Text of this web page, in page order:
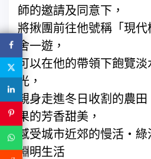
師的邀請及同意下，
將揪團前往他號稱「現
舍一遊，
可以在他的帶領下飽覽
光，
親身走進冬日收割的農田
果的芳香甜美，
感受城市近郊的慢活‧
淵明生活